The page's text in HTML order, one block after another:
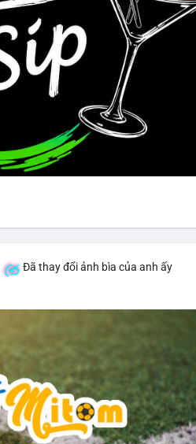
Đã thay đổi ảnh bìa của anh ấy